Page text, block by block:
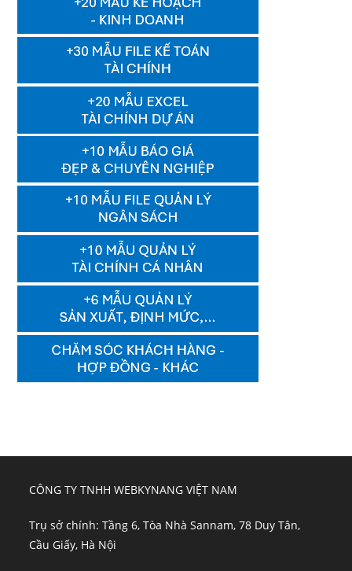
CÔNG TY TNHH WEBKYNANG VIỆT NAM
Trụ sở chính: Tầng 6, Tòa Nhà Sannam, 78 Duy Tân,
Cầu Giấy, Hà Nội